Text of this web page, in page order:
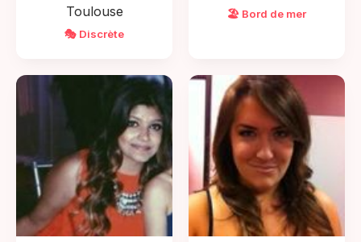
Toulouse
🎭 Discrète
🏖️ Bord de mer